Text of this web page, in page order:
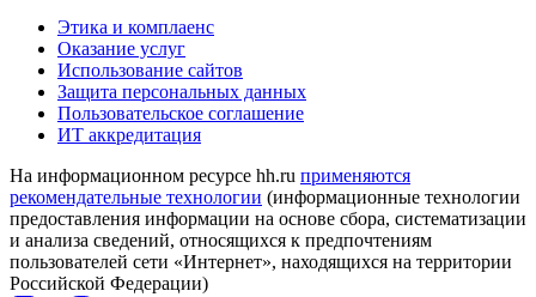
Этика и комплаенс
Оказание услуг
Использование сайтов
Защита персональных данных
Пользовательское соглашение
ИТ аккредитация
На информационном ресурсе hh.ru применяются
рекомендательные технологии (информационные технологии
предоставления информации на основе сбора, систематизации
и анализа сведений, относящихся к предпочтениям
пользователей сети «Интернет», находящихся на территории
Российской Федерации)